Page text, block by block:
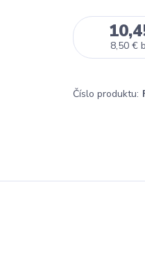
8,50 €
Číslo produktu: